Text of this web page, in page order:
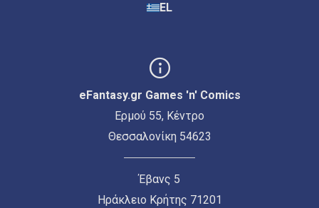
EL
eFantasy.gr Games 'n' Comics
Ερμού 55, Κέντρο
Θεσσαλονίκη 54623
Έβανς 5
Ηράκλειο Κρήτης 71201